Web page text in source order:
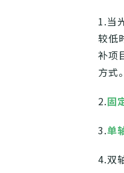
1.当
较低
补项
方式。
2.固
3.单
4.双